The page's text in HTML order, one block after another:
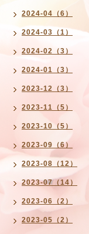
2024-04（6）
2024-03（1）
2024-02（3）
2024-01（3）
2023-12（3）
2023-11（5）
2023-10（5）
2023-09（6）
2023-08（12）
2023-07（14）
2023-06（2）
2023-05（2）